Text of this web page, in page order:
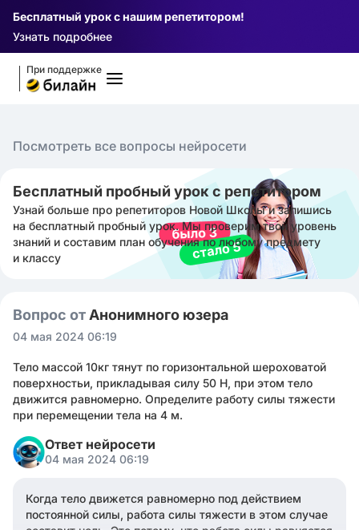
Бесплатный урок с нашим репетитором!
Узнать подробнее
При поддержке
Посмотреть все вопросы нейросети
Бесплатный пробный урок с репетитором
Узнай больше про репетиторов Новой Школы и запишись
на бесплатный пробный урок. Мы проверим твой уровень
знаний и составим план обучения по любому предмету
и классу
Вопрос от Анонимного юзера
04 мая 2024 06:19
Тело массой 10кг тянут по горизонтальной шероховатой
поверхностьи, прикладывая силу 50 Н, при этом тело
движится равномерно. Определите работу силы тяжести
при перемещении тела на 4 м.
Ответ нейросети
04 мая 2024 06:19
Когда тело движется равномерно под действием
постоянной силы, работа силы тяжести в этом случае